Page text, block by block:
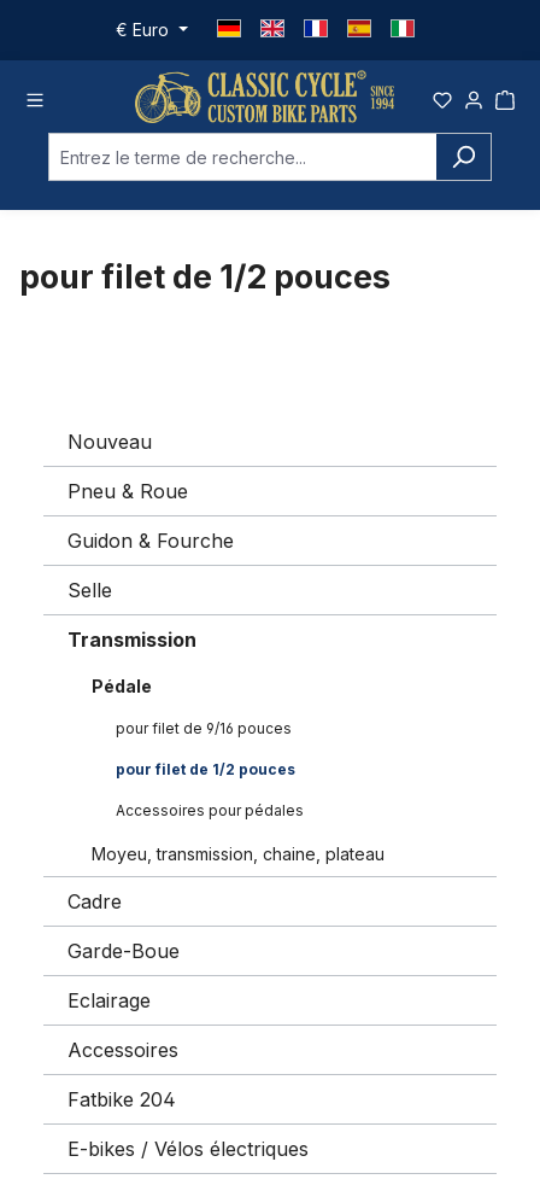
Passer au contenu principal
€ Euro
pour filet de 1/2 pouces
Nouveau
Pneu & Roue
Guidon & Fourche
Selle
Transmission
Pédale
pour filet de 9/16 pouces
pour filet de 1/2 pouces
Accessoires pour pédales
Moyeu, transmission, chaine, plateau
Cadre
Garde-Boue
Eclairage
Accessoires
Fatbike 204
E-bikes / Vélos électriques